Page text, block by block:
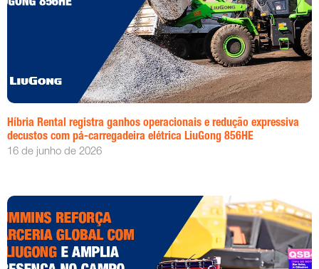
Híbria Rental registra ganhos operacionais e redução expressiva
decustos com pá-carregadeira elétrica LiuGong 856HE
16 de junho de 2026